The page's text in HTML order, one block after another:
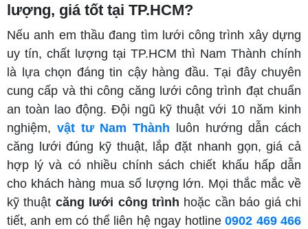
lượng, giá tốt tại TP.HCM?
Nếu anh em thầu đang tìm lưới công trình xây dựng
uy tín, chất lượng tại TP.HCM thì Nam Thành chính
là lựa chọn đáng tin cậy hàng đầu. Tại đây chuyên
cung cấp và thi công căng lưới công trình đạt chuẩn
an toàn lao động. Đội ngũ kỹ thuật với 10 năm kinh
nghiệm, vật tư Nam Thành luôn hướng dẫn cách
căng lưới đúng kỹ thuật, lắp đặt nhanh gọn, giá cả
hợp lý và có nhiều chính sách chiết khấu hấp dẫn
cho khách hàng mua số lượng lớn. Mọi thắc mắc về
kỹ thuật căng lưới công trình hoặc cần báo giá chi
tiết, anh em có thể liên hệ ngay hotline0902 469 466